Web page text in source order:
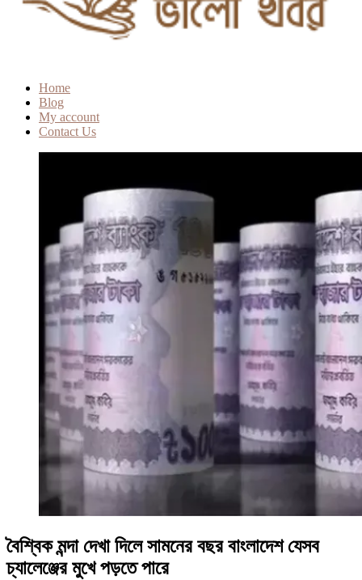
Home
Blog
My account
Contact Us
বৈশ্বিক মন্দা দেখা দিলে সামনের বছর বাংলাদেশ যেসব
চ্যালেঞ্জের মুখে পড়তে পারে